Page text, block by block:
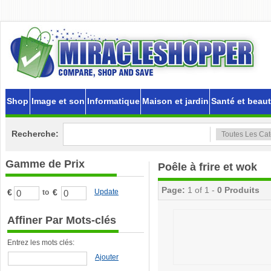
Shop Image et son Informatique Maison et jardin Santé et
Recherche:
Gamme de Prix
€ to € Update
Affiner Par Mots-clés
Entrez les mots clés:
Ajouter
Poêle à frire et wok
Page: 1 of 1 - 0 Produits